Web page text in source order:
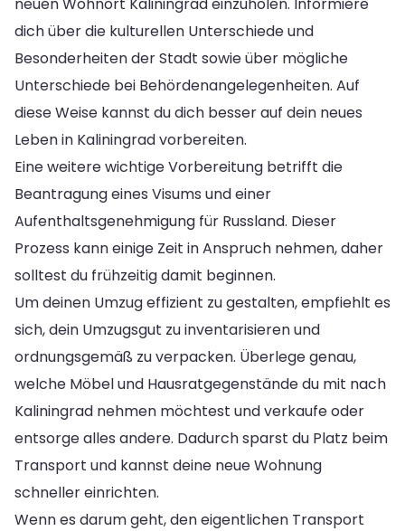
dich über die kulturellen Unterschiede und
Besonderheiten der Stadt sowie über mögliche
Unterschiede bei Behördenangelegenheiten. Auf
diese Weise kannst du dich besser auf dein neues
Leben in Kaliningrad vorbereiten.
Eine weitere wichtige Vorbereitung betrifft die
Beantragung eines Visums und einer
Aufenthaltsgenehmigung für Russland. Dieser
Prozess kann einige Zeit in Anspruch nehmen, daher
solltest du frühzeitig damit beginnen.
Um deinen Umzug effizient zu gestalten, empfiehlt es
sich, dein Umzugsgut zu inventarisieren und
ordnungsgemäß zu verpacken. Überlege genau,
welche Möbel und Hausratgegenstände du mit nach
Kaliningrad nehmen möchtest und verkaufe oder
entsorge alles andere. Dadurch sparst du Platz beim
Transport und kannst deine neue Wohnung
schneller einrichten.
Wenn es darum geht, den eigentlichen Transport